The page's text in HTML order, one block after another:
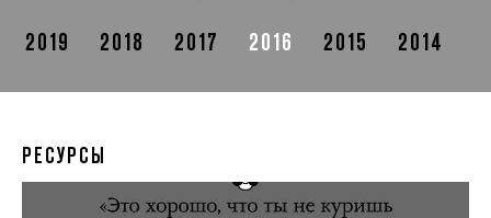
2019 2018 2017 2016 2015 2014
РЕСУРСЫ